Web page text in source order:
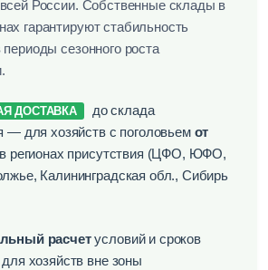
России. Собственные склады в
гарантируют стабильность
сезонного роста
ДОСТАВКА
до склада
— для хозяйств с поголовьем от
регионах присутствия (ЦФО, ЮФО,
Калининградская обл., Сибирь
расчетусловий и сроков
хозяйств вне зоны